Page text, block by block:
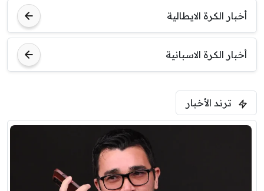
أخبار الكرة الايطالية
أخبار الكرة الاسبانية
ترند الأخبار